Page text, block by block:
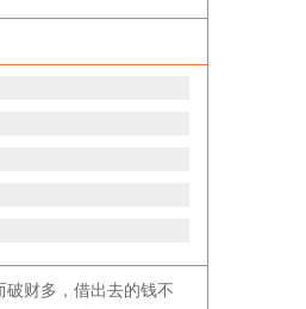
财多，借出去的钱不